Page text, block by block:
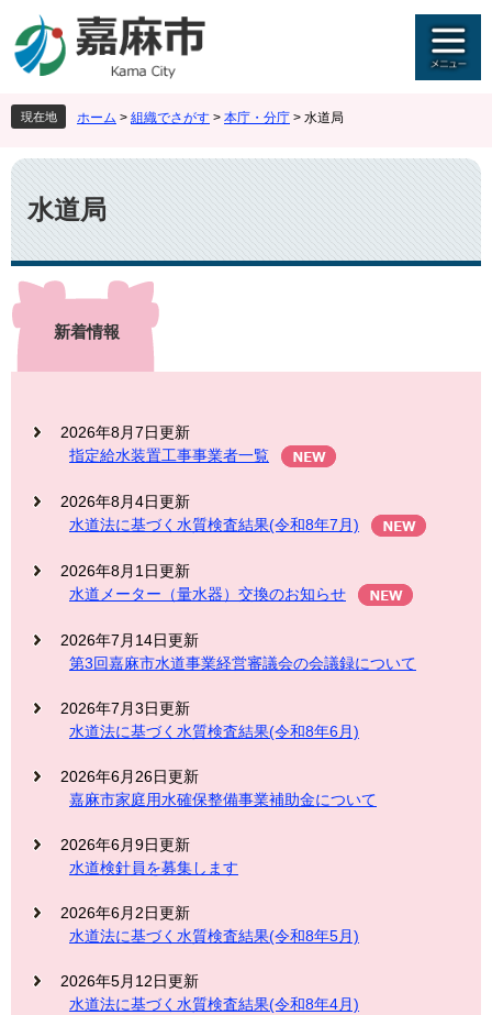
ジ
先
頭
す
。
ュ
を
飛
し
て
本
文
へ
現在地 ホーム > 組織でさがす > 本庁・分庁 > 水道局
本
文
水道局
新着情報
2026年8月7日更新
指定給水装置工事事業者一覧
2026年8月4日更新
水道法に基づく水質検査結果(令和8年7月)
2026年8月1日更新
水道メーター（量水器）交換のお知らせ
2026年7月14日更新
第3回嘉麻市水道事業経営審議会の会議録について
2026年7月3日更新
水道法に基づく水質検査結果(令和8年6月)
2026年6月26日更新
嘉麻市家庭用水確保整備事業補助金について
2026年6月9日更新
水道検針員を募集します
2026年6月2日更新
水道法に基づく水質検査結果(令和8年5月)
2026年5月12日更新
水道法に基づく水質検査結果(令和8年4月)